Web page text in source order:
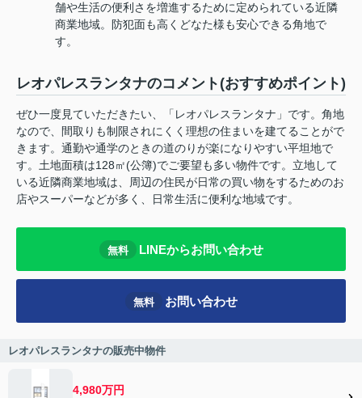
舗や生活の便利さを増進するために定められている近隣
商業地域。防犯面も高くどなた様も安心できる角地で
す。
レオパレスランタナのコメント(おすすめポイント)
ぜひ一度見ていただきたい、「レオパレスランタナ」です。角地
なので、間取りも制限されにくく理想の住まいを建てることがで
きます。通勤や通学のときの道のりが楽になりやすい平坦地で
す。土地面積は128㎡(公簿)でご要望も多い物件です。立地して
いる近隣商業地域は、周辺の住民が日常の買い物をするためのお
店やスーパーなどが多く、日常生活に便利な地域です。
無料 LINEからお問い合わせ
無料 お問い合わせ
レオパレスランタナの販売中物件
4,980万円